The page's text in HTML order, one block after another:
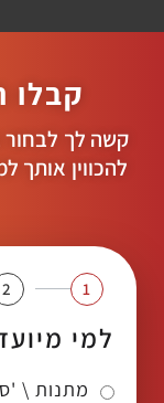
קבלו
קשה לך לבחור
להכווין אותך
1
2
למי
מתנות \